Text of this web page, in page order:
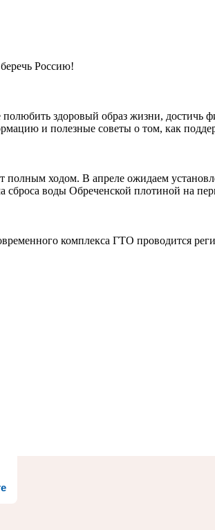
Россию!
здоровый образ жизни, достичь
и полезные советы о том, как
ходом. В апреле ожидаем
сброса воды Обреченской плотиной на
комплекса ГТО проводится